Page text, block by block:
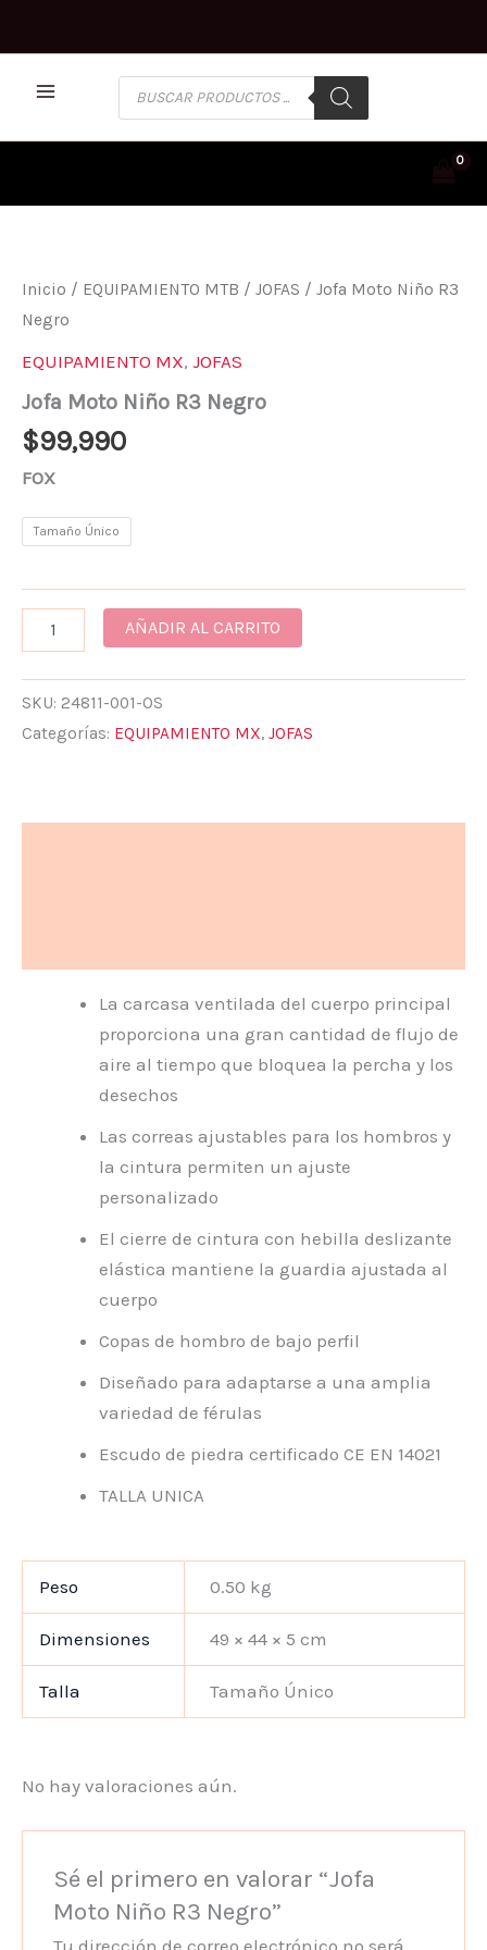
Inicio / EQUIPAMIENTO MTB / JOFAS / Jofa Moto Niño R3
Negro
EQUIPAMIENTO MX, JOFAS
Jofa Moto Niño R3 Negro
$99,990
FOX
Tamaño Único
R3
CANTIDAD
AÑADIR AL CARRITO
SKU: 24811-001-OS
Categorías: EQUIPAMIENTO MX, JOFAS
La carcasa ventilada del cuerpo principal
proporciona una gran cantidad de flujo de
aire al tiempo que bloquea la percha y los
desechos
Las correas ajustables para los hombros y
la cintura permiten un ajuste
personalizado
El cierre de cintura con hebilla deslizante
elástica mantiene la guardia ajustada al
cuerpo
Copas de hombro de bajo perfil
Diseñado para adaptarse a una amplia
variedad de férulas
Escudo de piedra certificado CE EN 14021
TALLA UNICA
Peso 0.50 kg
Dimensiones 49 × 44 × 5 cm
Talla Tamaño Único
No hay valoraciones aún.
Sé el primero en valorar “Jofa
Moto Niño R3 Negro”
Tu dirección de correo electrónico no será